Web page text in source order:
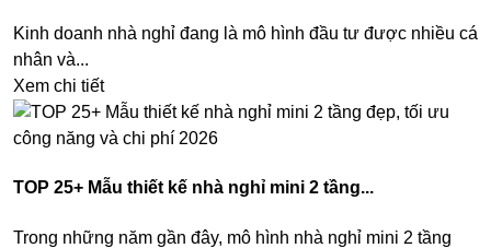
Kinh doanh nhà nghỉ đang là mô hình đầu tư được nhiều cá
nhân và...
Xem chi tiết
TOP 25+ Mẫu thiết kế nhà nghỉ mini 2 tầng...
Trong những năm gần đây, mô hình nhà nghỉ mini 2 tầng